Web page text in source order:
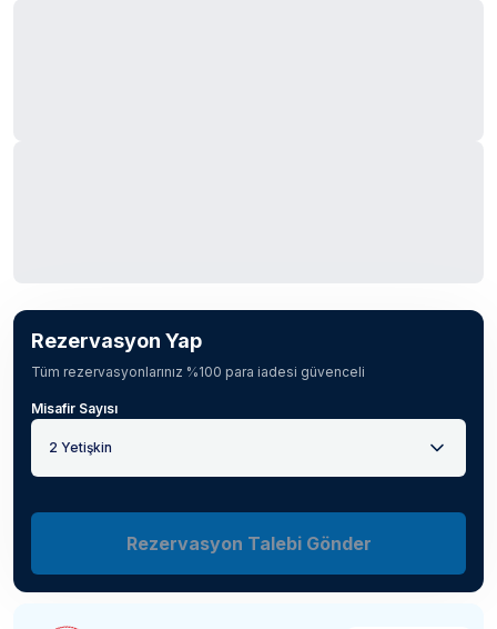
Rezervasyon Yap
Tüm rezervasyonlarınız %100 para iadesi güvenceli
Misafir Sayısı
2 Yetişkin
Rezervasyon Talebi Gönder